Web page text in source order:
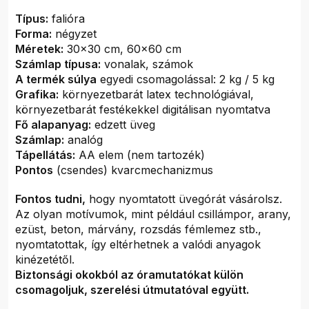
Típus: falióra
Forma: négyzet
Méretek: 30x30 cm, 60x60 cm
Számlap típusa: vonalak, számok
A termék súlya egyedi csomagolással: 2 kg / 5 kg
Grafika: környezetbarát latex technológiával,
környezetbarát festékekkel digitálisan nyomtatva
Fő alapanyag: edzett üveg
Számlap: analóg
Tápellátás: AA elem (nem tartozék)
Pontos (csendes) kvarcmechanizmus
Fontos tudni, hogy nyomtatott üvegórát vásárolsz.
Az olyan motívumok, mint például csillámpor, arany,
ezüst, beton, márvány, rozsdás fémlemez stb.,
nyomtatottak, így eltérhetnek a valódi anyagok
kinézetétől.
Biztonsági okokból az óramutatókat külön
csomagoljuk, szerelési útmutatóval együtt.